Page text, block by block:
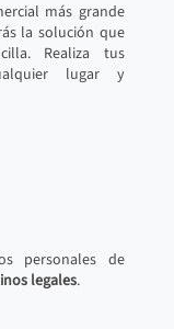
más grande
la solución que
Realiza tus
lugar y
personales de
legales.